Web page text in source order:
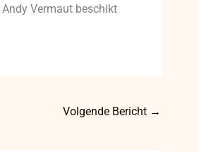
Andy Vermaut beschikt
Volgende Bericht →